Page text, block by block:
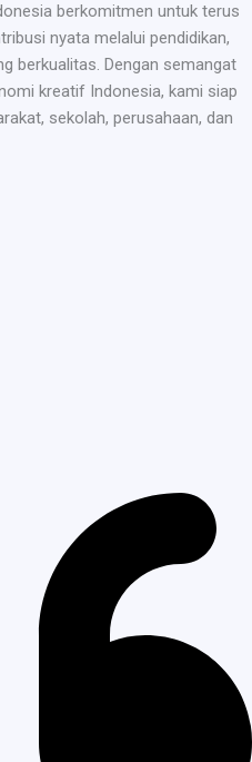
berkomitmen untuk terus
nyata melalui pendidikan,
berkualitas. Dengan semangat
kreatif Indonesia, kami siap
sekolah, perusahaan, dan